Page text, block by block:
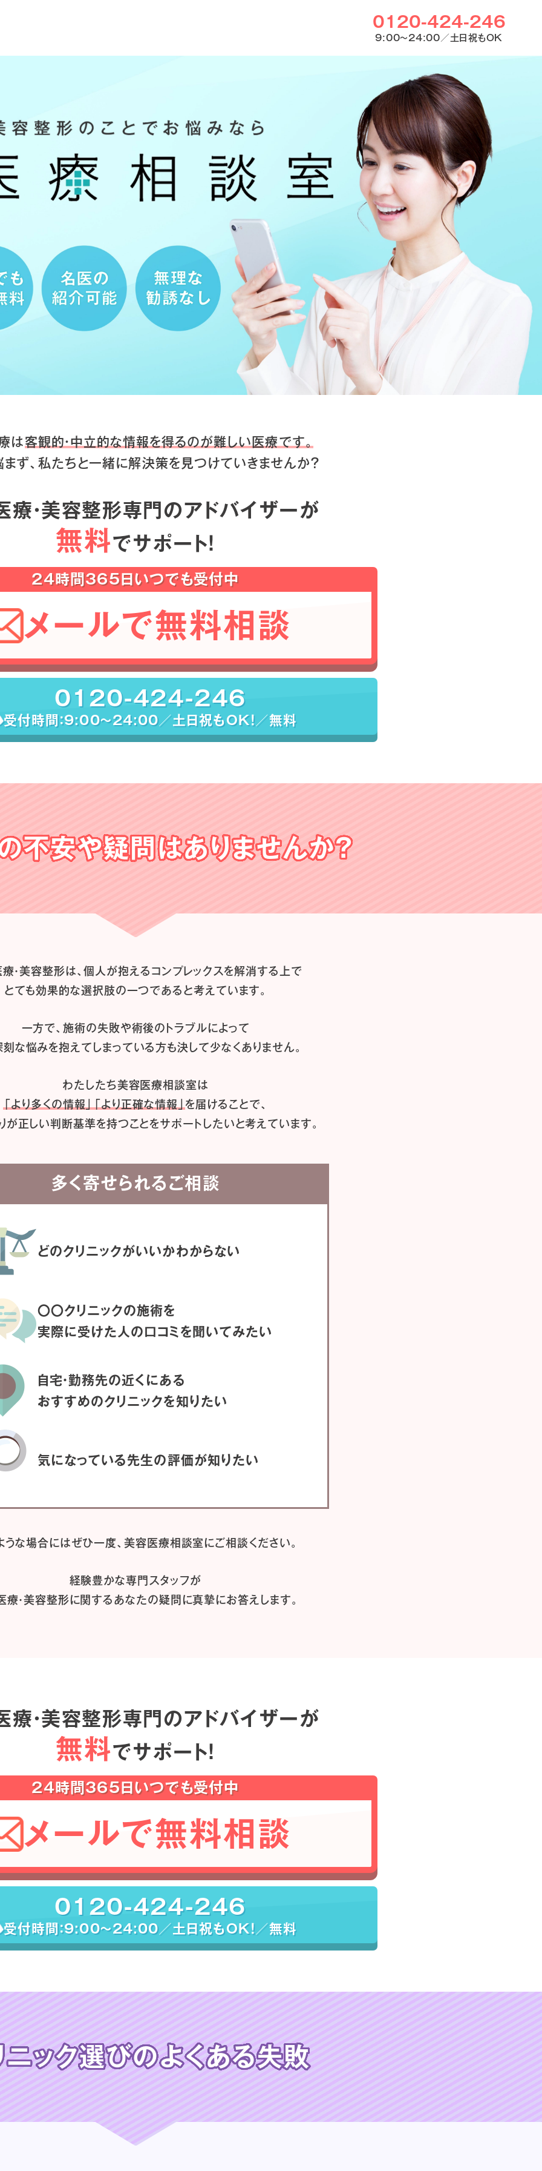
0120-424-246
9:00〜24:00／土日祝もOK
は客観的・中立的な情報を得るのが難しい医療です。
ず、私たちと一緒に解決策を見つけていきませんか？
療・美容整形専門のアドバイザーが
無料でサポート！
24時間365日いつでも受付中
メールで無料相談
0120-424-246
受付時間：9:00〜24:00／土日祝もOK！／無料
不安や疑問はありませんか？
・美容整形は、個人が抱えるコンプレックスを解消する上で
とても効果的な選択肢の一つであると考えています。
一方で、施術の失敗や術後のトラブルによって
な悩みを抱えてしまっている方も決して少なくありません。
わたしたち美容医療相談室は
「より多くの情報」「より正確な情報」を届けることで、
が正しい判断基準を持つことをサポートしたいと考えています。
多く寄せられるご相談
どのクリニックがいいかわからない
〇〇クリニックの施術を
実際に受けた人の口コミを聞いてみたい
自宅・勤務先の近くにある
おすすめのクリニックを知りたい
気になっている先生の評価が知りたい
うな場合にはぜひ一度、美容医療相談室にご相談ください。
経験豊かな専門スタッフが
療・美容整形に関するあなたの疑問に真摯にお答えします。
療・美容整形専門のアドバイザーが
無料でサポート！
24時間365日いつでも受付中
メールで無料相談
0120-424-246
受付時間：9:00〜24:00／土日祝もOK！／無料
ニック選びのよくある失敗